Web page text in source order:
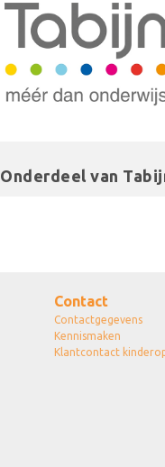
Onderdeel van
Contact
Contactgegevens
Kennismaken
Klantcontact